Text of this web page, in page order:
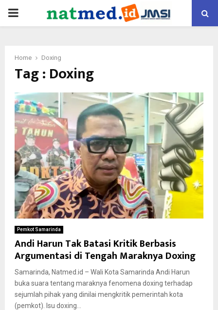
PRIMARY
Home Doxing
Tag : Doxing
Pemkot Samarinda
Andi Harun Tak Batasi Kritik Berbasis
Argumentasi di Tengah Maraknya Doxing
Samarinda, Natmed.id – Wali Kota Samarinda Andi Harun
buka suara tentang maraknya fenomena doxing terhadap
sejumlah pihak yang dinilai mengkritik pemerintah kota
(pemkot). Isu doxing...